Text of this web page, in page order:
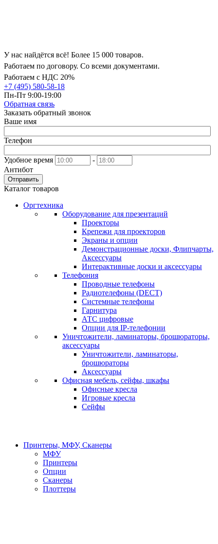
У нас найдётся всё! Более 15 000 товаров.
Работаем по договору. Со всеми документами.
Работаем с НДС 20%
+7 (495) 580-58-18
Пн-Пт 9:00-19:00
Обратная связь
Заказать обратный звонок
Ваше имя
Телефон
Удобное время
-
Антибот
Отправить
Каталог товаров
Оргтехника
Оборудование для презентаций
Проекторы
Крепежи для проекторов
Экраны и опции
Демонстрационные доски, Флипчарты,
Аксессуары
Интерактивные доски и аксессуары
Телефония
Проводные телефоны
Радиотелефоны (DECT)
Системные телефоны
Гарнитура
АТС цифровые
Опции для IP-телефонии
Уничтожители, ламинаторы, брошюраторы,
аксессуары
Уничтожители, ламинаторы,
брошюраторы
Аксессуары
Офисная мебель, сейфы, шкафы
Офисные кресла
Игровые кресла
Сейфы
Принтеры, МФУ, Сканеры
МФУ
Принтеры
Опции
Сканеры
Плоттеры